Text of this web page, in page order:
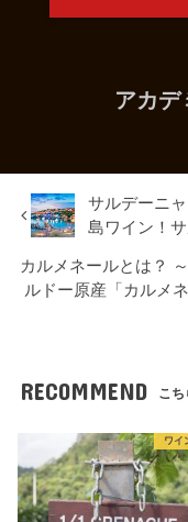
アカデ
サルデーニ
島ワイン！
カルメネールとは？
ルドー原産「カルメ
RECOMMEND こち
ワイ